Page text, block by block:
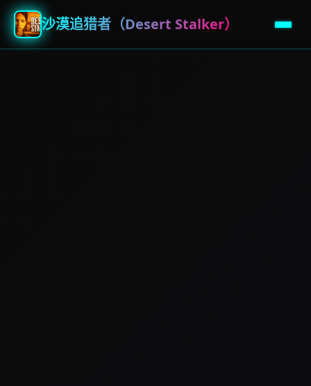
沙漠追猎者（Desert Stalker）